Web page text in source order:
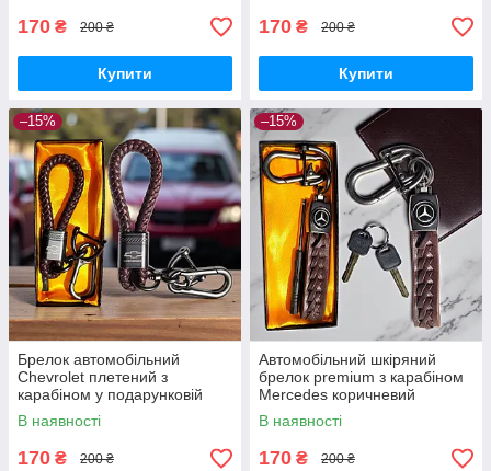
170 ₴ 200 ₴
Купити
170 ₴ 200 ₴
Купити
–15%
Брелок автомобільний
Chevrolet плетений з
карабіном у подарунковій
упаковці
В наявності
170 ₴ 200 ₴
–15%
Автомобільний шкіряний
брелок premium з карабіном
Mercedes коричневий
В наявності
170 ₴ 200 ₴